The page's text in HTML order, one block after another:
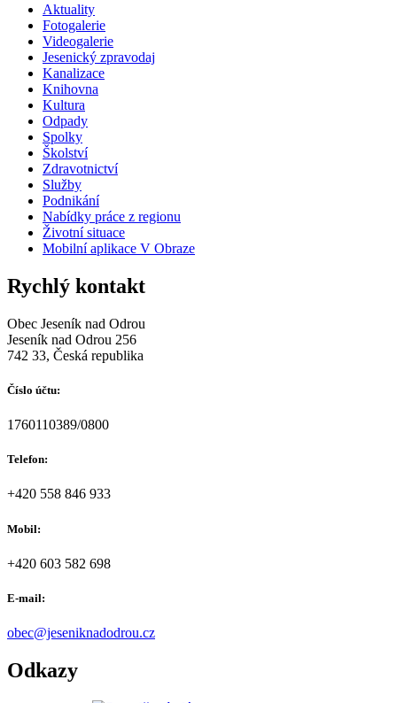
Aktuality
Fotogalerie
Videogalerie
Jesenický zpravodaj
Kanalizace
Knihovna
Kultura
Odpady
Spolky
Školství
Zdravotnictví
Služby
Podnikání
Nabídky práce z regionu
Životní situace
Mobilní aplikace V Obraze
Rychlý kontakt
Obec Jeseník nad Odrou
Jeseník nad Odrou 256
742 33, Česká republika
Číslo účtu:
1760110389/0800
Telefon:
+420 558 846 933
Mobil:
+420 603 582 698
E-mail:
obec@jeseniknadodrou.cz
Odkazy